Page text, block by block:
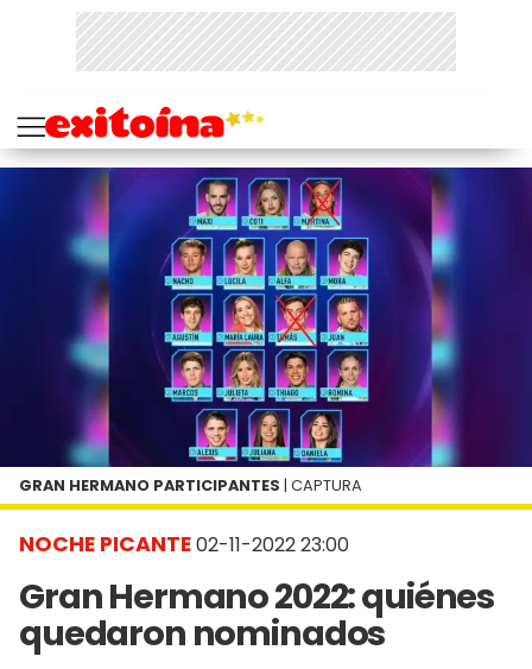
NOCHE PICANTE02-11-2022 23:00
Gran Hermano 2022: quiénes
quedaron nominados
GRAN HERMANO PARTICIPANTES | CAPTURA